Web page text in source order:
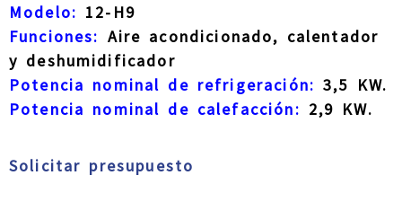
Modelo: 12-H9
Funciones: Aire acondicionado, calentador
y deshumidificador
Potencia nominal de refrigeración: 3,5 KW.
Potencia nominal de calefacción: 2,9 KW.
Solicitar presupuesto